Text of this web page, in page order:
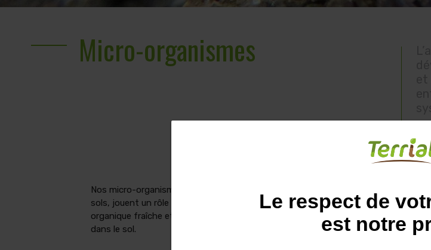
Micro-organismes
Nos micro-organismes rééquilibrent la vie microbienne des
sols, jouent un rôle majeur dans la digestion de la matière
organique fraîche et la solubilisation des éléments nutritifs
dans le sol.
Le respect de
est notre